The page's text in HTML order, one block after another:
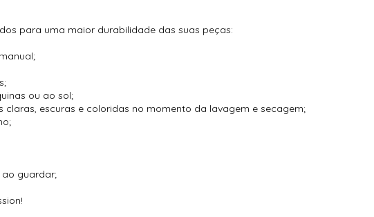
para uma maior durabilidade das suas peças:
ou ao sol;
claras, escuras e coloridas no momento da lavagem e secagem;
guardar;